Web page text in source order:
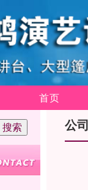
首页
公